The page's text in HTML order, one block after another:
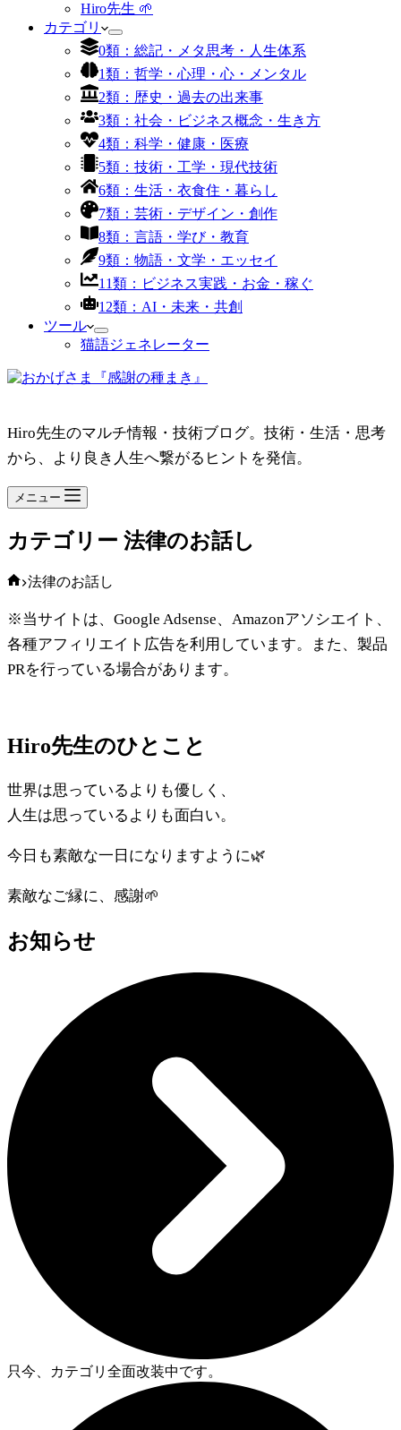
Hiro先生 🌱
カテゴリ
0類：総記・メタ思考・人生体系
1類：哲学・心理・心・メンタル
2類：歴史・過去の出来事
3類：社会・ビジネス概念・生き方
4類：科学・健康・医療
5類：技術・工学・現代技術
6類：生活・衣食住・暮らし
7類：芸術・デザイン・創作
8類：言語・学び・教育
9類：物語・文学・エッセイ
11類：ビジネス実践・お金・稼ぐ
12類：AI・未来・共創
ツール
猫語ジェネレーター
Hiro先生のマルチ情報・技術ブログ。技術・生活・思考
から、より良き人生へ繋がるヒントを発信。
メニュー
カテゴリー 法律のお話し
ホ
ム
法律のお話し
※当サイトは、Google Adsense、Amazonアソシエイト、
各種アフィリエイト広告を利用しています。また、製品
PRを行っている場合があります。
Hiro先生のひとこと
世界は思っているよりも優しく、
人生は思っているよりも面白い。
今日も素敵な一日になりますように🌿
素敵なご縁に、感謝🌱
お知らせ
只今、カテゴリ全面改装中です。